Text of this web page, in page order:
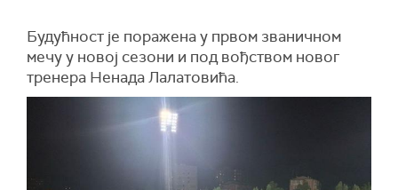
Будућност је поражена у првом званичном
мечу у новој сезони и под вођством новог
тренера Ненада Лалатовића.